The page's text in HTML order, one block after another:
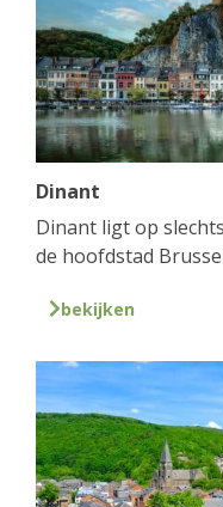
Dinant
Dinant ligt op
de hoofdstad
bekijken